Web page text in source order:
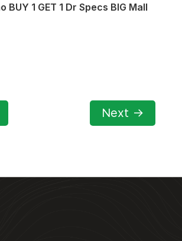
BUY 1 GET 1 Dr Specs BIG Mall
Next →